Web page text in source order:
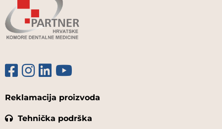
Reklamacija proizvoda
Tehnička podrška